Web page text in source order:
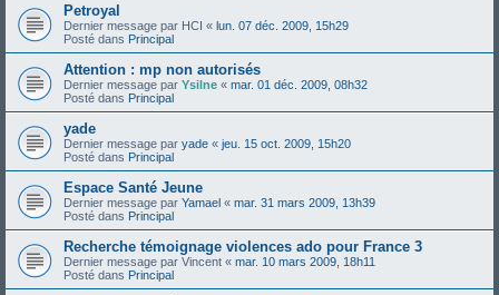
Petroyal
Dernier message par HCI « lun. 07 déc. 2009, 15h29
Posté dans Principal
Attention : mp non autorisés
Dernier message par Ysilne « mar. 01 déc. 2009, 08h32
Posté dans Principal
yade
Dernier message par yade « jeu. 15 oct. 2009, 15h20
Posté dans Principal
Espace Santé Jeune
Dernier message par Yamael « mar. 31 mars 2009, 13h39
Posté dans Principal
Recherche témoignage violences ado pour France 3
Dernier message par Vincent « mar. 10 mars 2009, 18h11
Posté dans Principal